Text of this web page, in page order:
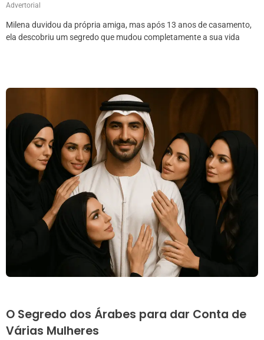
Advertorial
Milena duvidou da própria amiga, mas após 13 anos de casamento,
ela descobriu um segredo que mudou completamente a sua vida
O Segredo dos Árabes para dar Conta de
Várias Mulheres